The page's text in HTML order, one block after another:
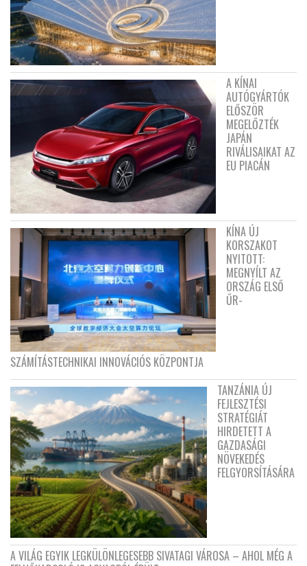
A KÍNAI
AUTÓGYÁRTÓK
ELŐSZÖR
MEGELŐZTÉK
JAPÁN
RIVÁLISAIKAT AZ
EU PIACÁN
KÍNA ÚJ
KORSZAKOT
NYITOTT:
MEGNYÍLT AZ
ORSZÁG ELSŐ
ŰR-
SZÁMÍTÁSTECHNIKAI INNOVÁCIÓS KÖZPONTJA
TANZÁNIA ÚJ
FEJLESZTÉSI
STRATÉGIÁT
HIRDETETT A
GAZDASÁGI
NÖVEKEDÉS
FELGYORSÍTÁSÁRA
A VILÁG EGYIK LEGKÜLÖNLEGESEBB SIVATAGI VÁROSA – AHOL MÉG A